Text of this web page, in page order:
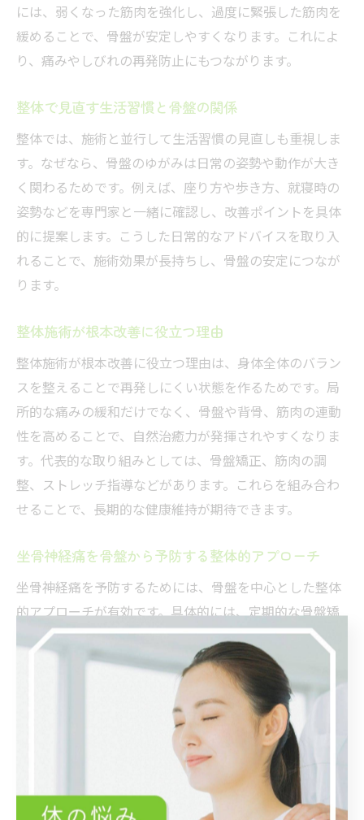
には、弱くなった筋肉を強化し、過度に緊張した筋肉を
緩めることで、骨盤が安定しやすくなります。これによ
り、痛みやしびれの再発防止にもつながります。
整体で見直す生活習慣と骨盤の関係
整体では、施術と並行して生活習慣の見直しも重視しま
す。なぜなら、骨盤のゆがみは日常の姿勢や動作が大き
く関わるためです。例えば、座り方や歩き方、就寝時の
姿勢などを専門家と一緒に確認し、改善ポイントを具体
的に提案します。こうした日常的なアドバイスを取り入
れることで、施術効果が長持ちし、骨盤の安定につなが
ります。
整体施術が根本改善に役立つ理由
整体施術が根本改善に役立つ理由は、身体全体のバラン
スを整えることで再発しにくい状態を作るためです。局
所的な痛みの緩和だけでなく、骨盤や背骨、筋肉の連動
性を高めることで、自然治癒力が発揮されやすくなりま
す。代表的な取り組みとしては、骨盤矯正、筋肉の調
整、ストレッチ指導などがあります。これらを組み合わ
せることで、長期的な健康維持が期待できます。
坐骨神経痛を骨盤から予防する整体的アプローチ
坐骨神経痛を予防するためには、骨盤を中心とした整体
的アプローチが有効です。具体的には、定期的な骨盤矯
正や筋バランスのチェック、ストレッチやセルフケアの
指導が挙げられます。また、生活習慣の改善も同時に行
うことで、日常的に骨盤の安定を保ちやすくなります。
これらの積み重ねが、坐骨神経痛の再発防止と健康的な
毎日への第一歩となります。
自然な整体ケアで再発を防ぐ方法